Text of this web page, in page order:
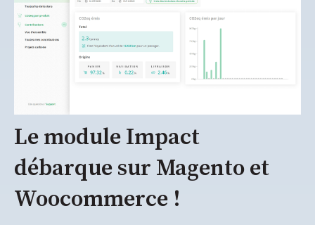
Le module Impact
débarque sur Magento et
Woocommerce !